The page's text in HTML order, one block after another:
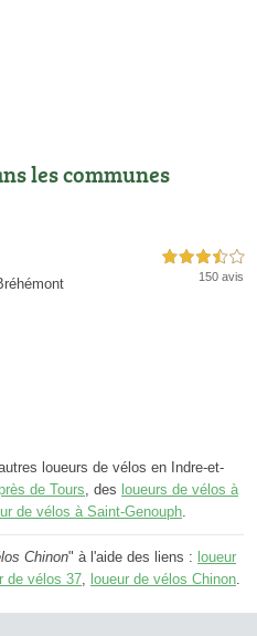
les communes
3,5 étoiles sur 5
150 avis
loueurs de vélos en Indre-et-
de Tours, des loueurs de vélos à
de vélos à Saint-Genouph.
Chinon" à l'aide des liens : loueur
de vélos 37, loueur de vélos Chinon.